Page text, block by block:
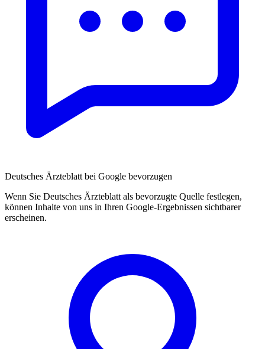
Deutsches Ärzteblatt bei Google bevorzugen
Wenn Sie Deutsches Ärzteblatt als bevorzugte Quelle festlegen,
können Inhalte von uns in Ihren Google-Ergebnissen sichtbarer
erscheinen.